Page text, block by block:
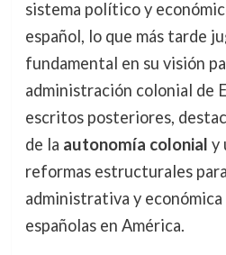
sistema político y
español, lo que más tarde
fundamental en su visión
administración colonial de
escritos posteriores,
de la autonomía colonial y
reformas estructurales
administrativa y económica
españolas en América.